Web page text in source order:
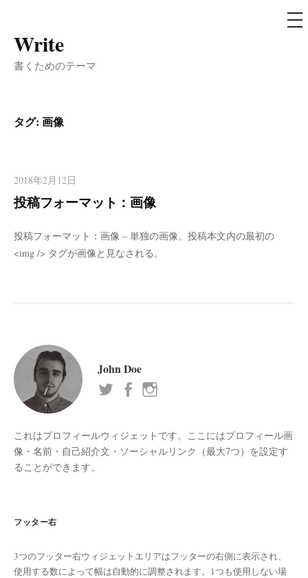
コ
ン
ツ
へ
ッ
プ
Write
書くためのテーマ
メ
ニ
タグ: 画像
2018年2月12日
投稿フォーマット：画像
投稿フォーマット：画像 – 単独の画像。投稿本文内の最初の
<img /> タグが画像と見なされる。
John Doe
これはプロフィールウィジェットです。ここにはプロフィール画
像・名前・自己紹介文・ソーシャルリンク（最大7つ）を設定す
ることができます。
フッター右
3つのフッター右ウィジェットエリアはフッターの右側に表示され、
使用する数によって幅は自動的に調整されます。1つも使用しない場